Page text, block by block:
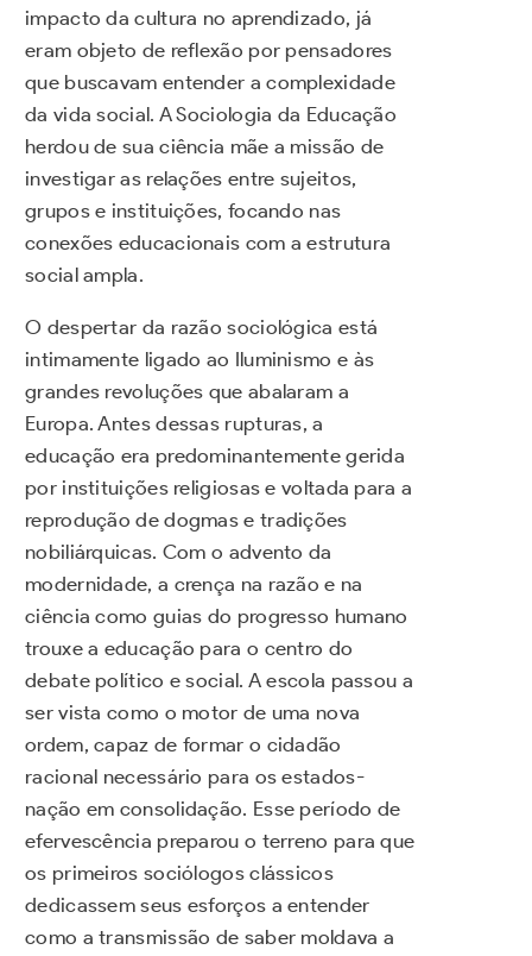
impacto da cultura no aprendizado, já
eram objeto de reflexão por pensadores
que buscavam entender a complexidade
da vida social. A Sociologia da Educação
herdou de sua ciência mãe a missão de
investigar as relações entre sujeitos,
grupos e instituições, focando nas
conexões educacionais com a estrutura
social ampla.
O despertar da razão sociológica está
intimamente ligado ao Iluminismo e às
grandes revoluções que abalaram a
Europa. Antes dessas rupturas, a
educação era predominantemente gerida
por instituições religiosas e voltada para a
reprodução de dogmas e tradições
nobiliárquicas. Com o advento da
modernidade, a crença na razão e na
ciência como guias do progresso humano
trouxe a educação para o centro do
debate político e social. A escola passou a
ser vista como o motor de uma nova
ordem, capaz de formar o cidadão
racional necessário para os estados-
nação em consolidação. Esse período de
efervescência preparou o terreno para que
os primeiros sociólogos clássicos
dedicassem seus esforços a entender
como a transmissão de saber moldava a